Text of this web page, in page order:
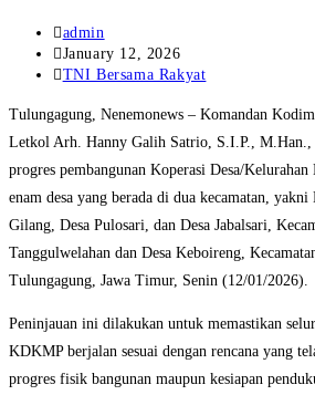
Post
author:
admin
Post
published:
January 12, 2026
Post
TNI Bersama Rakyat
Tulungagung, Nenemonews – Komandan
Letkol Arh. Hanny Galih Satrio, S.I.P., M.Han.,
progres pembangunan Koperasi Desa/
enam desa yang berada di dua kecamatan,
Gilang, Desa Pulosari, dan Desa Jabalsari,
Tanggulwelahan dan Desa Keboireng,
Tulungagung, Jawa Timur, Senin (12/01/2026).
Peninjauan ini dilakukan untuk memastikan
KDKMP berjalan sesuai dengan rencana yang
progres fisik bangunan maupun kesiapan